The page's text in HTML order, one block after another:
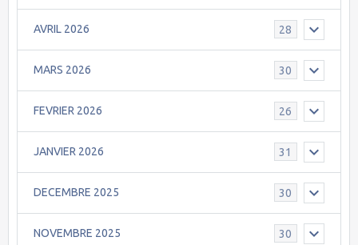
AVRIL 2026 28
MARS 2026 30
FEVRIER 2026 26
JANVIER 2026 31
DECEMBRE 2025 30
NOVEMBRE 2025 30